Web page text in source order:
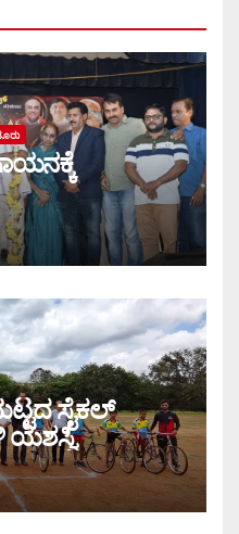
ಸೈಕಲ್
ಯಶಸ್ವಿ